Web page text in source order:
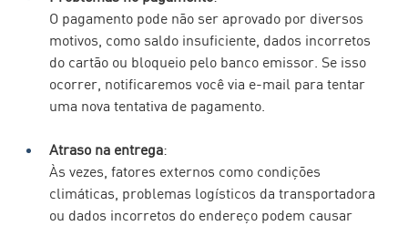
O pagamento pode não ser aprovado por diversos
motivos, como saldo insuficiente, dados incorretos
do cartão ou bloqueio pelo banco emissor. Se isso
ocorrer, notificaremos você via e-mail para tentar
uma nova tentativa de pagamento.
Atraso na entrega:
Às vezes, fatores externos como condições
climáticas, problemas logísticos da transportadora
ou dados incorretos do endereço podem causar